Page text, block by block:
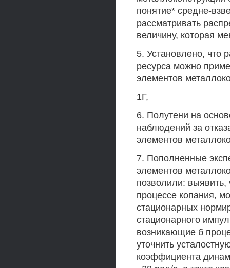
понятие* средне-
рассматривать
величину, которая
5. Установлено, что
ресурса можно
элементов
1Г,
6. Полутени на
наблюдений за
элементов
7. Пополненные
элементов
позволили: выявить,
процессе копания,
стационарных
стационарного
возникающие б
уточнить
коэффициента